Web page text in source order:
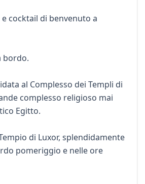
e cocktail di benvenuto a
bordo.
al Complesso dei Templi di
complesso religioso mai
Egitto.
di Luxor, splendidamente
pomeriggio e nelle ore